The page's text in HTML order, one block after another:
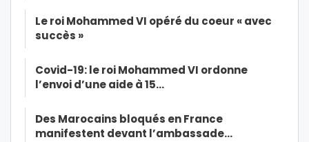
Le roi Mohammed VI opéré du coeur « avec
succès »
Covid-19: le roi Mohammed VI ordonne
l’envoi d’une aide à 15…
Des Marocains bloqués en France
manifestent devant l’ambassade…